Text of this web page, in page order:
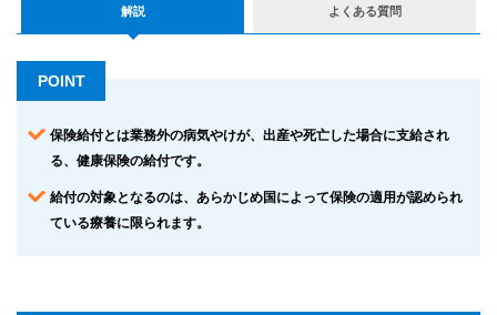
の
康
健康
づく
解説 よくある質問
POINT
保険給付とは業務外の病気やけが、出産や死亡した場合に支給され
る、健康保険の給付です。
給付の対象となるのは、あらかじめ国によって保険の適用が認められ
ている療養に限られます。